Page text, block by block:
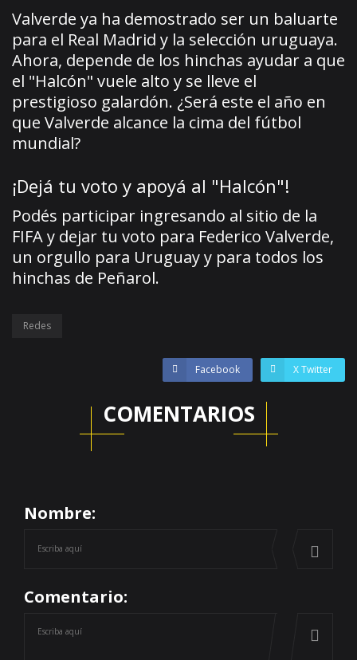
Valverde ya ha demostrado ser un baluarte
para el Real Madrid y la selección uruguaya.
Ahora, depende de los hinchas ayudar a que
el "Halcón" vuele alto y se lleve el
prestigioso galardón. ¿Será este el año en
que Valverde alcance la cima del fútbol
mundial?
¡Dejá tu voto y apoyá al "Halcón"!
Podés participar ingresando al sitio de la
FIFA y dejar tu voto para Federico Valverde,
un orgullo para Uruguay y para todos los
hinchas de Peñarol.
Redes
Facebook X Twitter
COMENTARIOS
Nombre:
Comentario: